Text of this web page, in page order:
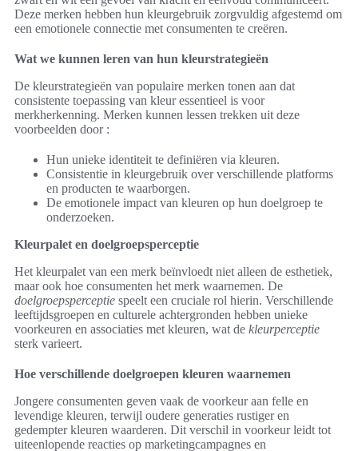
Deze merken hebben hun kleurgebruik zorgvuldig afgestemd om
een emotionele connectie met consumenten te creëren.
Wat we kunnen leren van hun kleurstrategieën
De kleurstrategieën van populaire merken tonen aan dat
consistente toepassing van kleur essentieel is voor
merkherkenning. Merken kunnen lessen trekken uit deze
voorbeelden door :
Hun unieke identiteit te definiëren via kleuren.
Consistentie in kleurgebruik over verschillende platforms
en producten te waarborgen.
De emotionele impact van kleuren op hun doelgroep te
onderzoeken.
Kleurpalet en doelgroepsperceptie
Het kleurpalet van een merk beïnvloedt niet alleen de esthetiek,
maar ook hoe consumenten het merk waarnemen. De
doelgroepsperceptie speelt een cruciale rol hierin. Verschillende
leeftijdsgroepen en culturele achtergronden hebben unieke
voorkeuren en associaties met kleuren, wat de kleurperceptie
sterk varieert.
Hoe verschillende doelgroepen kleuren waarnemen
Jongere consumenten geven vaak de voorkeur aan felle en
levendige kleuren, terwijl oudere generaties rustiger en
gedempter kleuren waarderen. Dit verschil in voorkeur leidt tot
uiteenlopende reacties op marketingcampagnes en